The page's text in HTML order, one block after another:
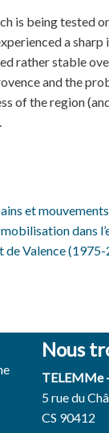
is being tested
a
rather stable
and the
of the region
et
mobilisation dans
de Valence
Nous
TELEMMe
5 rue du
CS 90412